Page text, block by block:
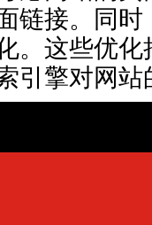
链接。同时
。这些优化
引擎对网